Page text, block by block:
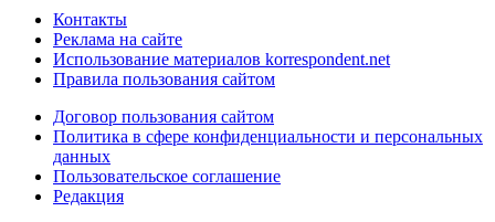
Контакты
Реклама на сайте
Использование материалов korrespondent.net
Правила пользования сайтом
Договор пользования сайтом
Политика в сфере конфиденциальности и персональных
данных
Пользовательское соглашение
Редакция